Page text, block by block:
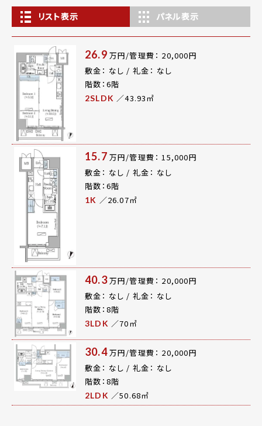
リスト表示 パネル表示
26.9 万円/管理費： 20,000円
敷金： なし / 礼金： なし
階数：6階
2SLDK ／43.93㎡
15.7 万円/管理費： 15,000円
敷金： なし / 礼金： なし
階数：6階
1K ／26.07㎡
40.3万円/管理費： 20,000円
敷金： なし / 礼金： なし
階数：8階
3LDK ／70㎡
30.4万円/管理費： 20,000円
敷金： なし / 礼金： なし
階数：8階
2LDK ／50.68㎡